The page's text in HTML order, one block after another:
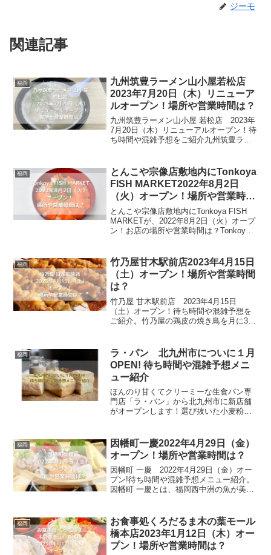
ジーモ
関連記事
福岡
九州筑豊ラーメン山小屋若松店
2023年7月20日（木）リニューア
ルオープン！場所や営業時間は？
九州筑豊ラーメン山小屋 若松店 2023年
7月20日（木）リニューアルオープン！待
ち時間や混雑予想をご紹介九州筑豊ラー
ーメンとは、博多の豚骨醤油に近いラー
メンで、濃厚な...
福岡
とんこや宗像店敷地内にTonkoya
FISH MARKET2022年8月2日
（火）オープン！場所や営業時間
は？
とんこや宗像店敷地内にTonkoya FISH
MARKETが、2022年8月2日（火）オープ
ン！お店の場所や営業時間は？Tonkoya
屋です。とんこやは創業...
福岡
竹乃屋甘木駅前店2023年4月15日
（土）オープン！場所や営業時間
は？
竹乃屋 甘木駅前店 2023年4月15日
（土）オープン！待ち時間や混雑予想を
ご紹介。竹乃屋の鶏皮の焼き鳥を月に30
を数日繰り返す丹精込めて作る鶏皮は、
秘伝のタレがしっか...
福岡
ラ・パン 北九州市についに１月
OPEN! 待ち時間や混雑予想メニ
ュー紹介
ほんのり甘くてクリーミーな生食パン専
門店「ラ・パン」から北九州市に新店舗
がオープンします！選び抜いた小麦粉と
食パン。そんな「ラ・パン リバーウォー
ク北九州店」の記事執筆...
福岡
因幡町一慶2022年4月29日（金）
オープン！場所や営業時間は？
因幡町 一慶 2022年4月29日（金）オー
プン!待ち時間や混雑予想メニュー紹介。
因幡町 一慶とは、福岡西中洲の魚が美味
屋『唄う稲穂』の3店舗の名物料理を食べ
られるお店...
福岡
お食事処くろだるま木の葉モール
橋本店2023年1月12日（木）オー
プン！場所や営業時間は？